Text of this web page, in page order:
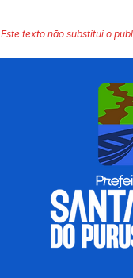
Este texto não substitui o